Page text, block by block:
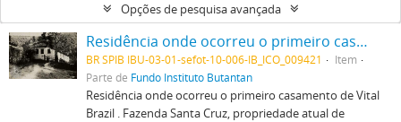
Opções de pesquisa avançada
Residência onde ocorreu o primeiro casamento de Vital Brazil . Fazenda Santa Cruz, propriedade atual de descendentes do Conde Joaquim Augusto Ribeiro do Valle.
BR SPIB IBU-03-01-sefot-10-006-IB_ICO_009421
Item
Parte de Fundo Instituto Butantan
Residência onde ocorreu o primeiro casamento de Vital
Brazil . Fazenda Santa Cruz, propriedade atual de